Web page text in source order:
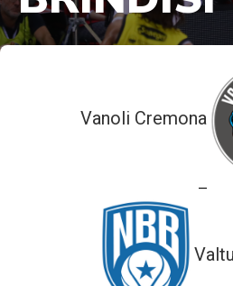
Vanoli Cremona
—